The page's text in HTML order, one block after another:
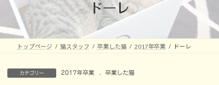
ッ
プ
移
動
ドーレ
トップページ 猫スタッフ 卒業した猫 2017年卒業 ドーレ
カテゴリー 2017年卒業 卒業した猫